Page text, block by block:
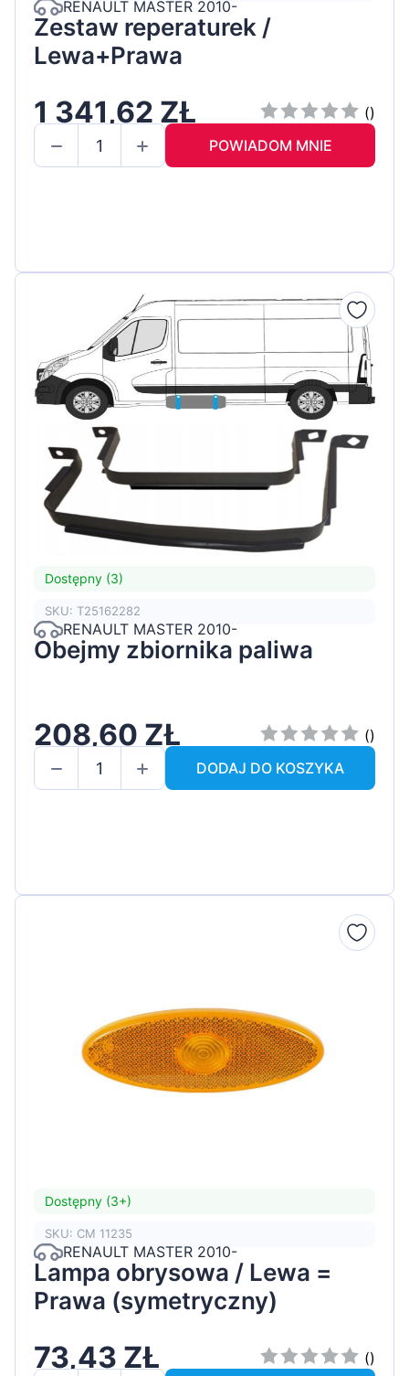
RENAULT MASTER 2010-
Zestaw reperaturek /
Lewa+Prawa
1 341,62 ZŁ
()
POWIADOM MNIE
Dostępny (3)
SKU: T25162282
RENAULT MASTER 2010-
Obejmy zbiornika paliwa
208,60 ZŁ
()
DODAJ DO KOSZYKA
Dostępny (3+)
SKU: CM 11235
RENAULT MASTER 2010-
Lampa obrysowa / Lewa =
Prawa (symetryczny)
73,43 ZŁ
()